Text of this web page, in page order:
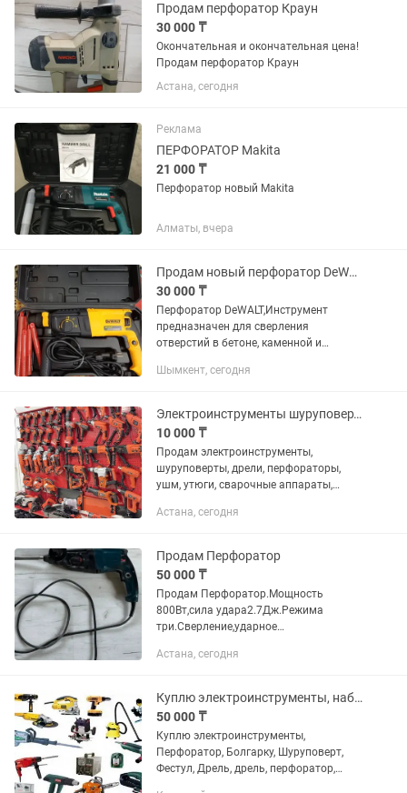
Продам перфоратор Краун
30 000 ₸
Окончательная и окончательная цена!
Продам перфоратор Краун
Астана, сегодня
Реклама
ПЕРФОРАТОР Makita
21 000 ₸
Перфоратор новый Makita
Алматы, вчера
Продам новый перфоратор DeWALT
30 000 ₸
Перфоратор DeWALT,Инструмент
предназначен для сверления
отверстий в бетоне, каменной и
Абсолютно новый
Шымкент, сегодня
Электроинструменты шуруповерты
10 000 ₸
Продам электроинструменты,
шуруповерты, дрели, перфораторы,
ушм, утюги, сварочные аппараты,
инструментов. Цены от 10000 тг и
Астана, сегодня
Продам Перфоратор
50 000 ₸
Продам Перфоратор.Мощность
800Вт,сила удара2.7Дж.Режима
три.Сверление,ударное
бетону.Профессинальная
Астана, сегодня
Куплю электроинструменты, набор инструментов ключей.
50 000 ₸
Куплю электроинструменты,
Перфоратор, Болгарку, Шуруповерт,
Фестул, Дрель, дрель, перфоратор,